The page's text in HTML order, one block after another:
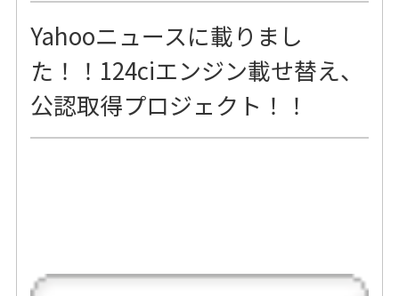
Yahooニュースに載りまし
た！！124ciエンジン載せ替え、
公認取得プロジェクト！！